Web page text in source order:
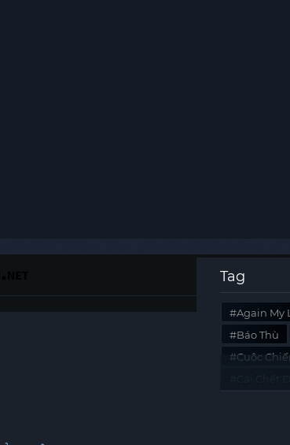
Tag
Again My
Báo Thù
Cuộc